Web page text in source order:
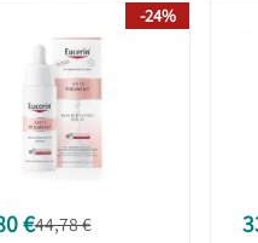
€44,78 €
-24%